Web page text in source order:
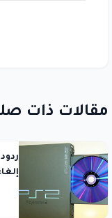
مقالات ذات